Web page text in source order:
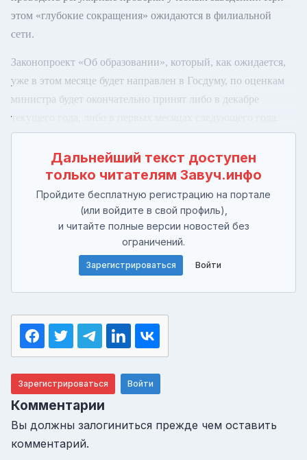
этом «глубокие сокращения» ожидаются в филиальной
сети.
Законопроект «Об образовании», который, как ожидается,
уже в этом месяце будет направлен в Госдуму, по оценкам
министра будет окончательно принят либо в декабре
текущего года, либо в первых месяцах следующего года.
Дальнейший текст доступен
только читателям Завуч.инфо
Пройдите бесплатную регистрацию на портале
(или войдите в свой профиль),
и читайте полные версии новостей без
ограничений.
Зарегистрироваться Войти
Зарегистрироваться Войти
Комментарии
Вы должны залогиниться прежде чем оставить
комментарий.